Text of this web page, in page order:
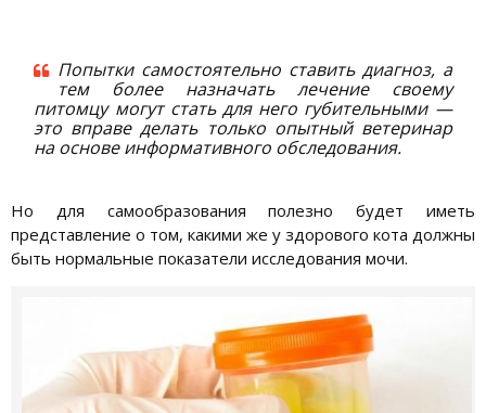
Попытки самостоятельно ставить диагноз, а
тем более назначать лечение своему
питомцу могут стать для него губительными —
это вправе делать только опытный ветеринар
на основе информативного обследования.
Но для самообразования полезно будет иметь
представление о том, какими же у здорового кота должны
быть нормальные показатели исследования мочи.